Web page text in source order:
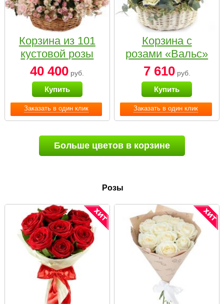
Заказать в один клик
Корзина из 101
кустовой розы
нежных тонов
40 400 руб.
Купить
Заказать в один клик
Корзина с
розами «Вальс»
7 610руб.
Купить
Больше цветов в корзине
Розы